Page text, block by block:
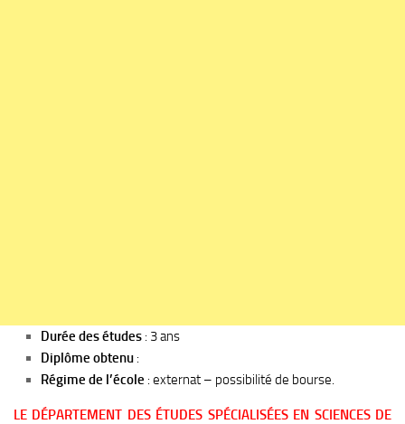
Durée des études : 3 ans
Diplôme obtenu :
Régime de l’école : externat – possibilité de bourse.
LE DÉPARTEMENT DES ÉTUDES SPÉCIALISÉES EN SCIENCES DE